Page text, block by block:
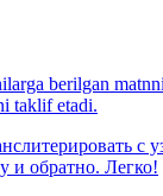
berilgan
taklif etadi.
с
и обратно. Легко!